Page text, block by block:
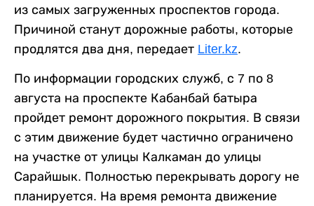
из самых загруженных проспектов города.
Причиной станут дорожные работы, которые
продлятся два дня, передает Liter.kz.
По информации городских служб, с 7 по 8
августа на проспекте Кабанбай батыра
пройдет ремонт дорожного покрытия. В связи
с этим движение будет частично ограничено
на участке от улицы Калкаман до улицы
Сарайшык. Полностью перекрывать дорогу не
планируется. На время ремонта движение